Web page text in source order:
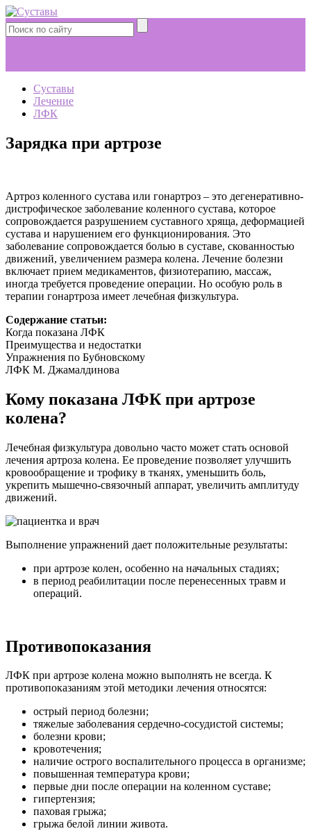
Суставы
Лечение
ЛФК
Зарядка при артрозе
Артроз коленного сустава или гонартроз – это дегенеративно-
дистрофическое заболевание коленного сустава, которое
сопровождается разрушением суставного хряща, деформацией
сустава и нарушением его функционирования. Это
заболевание сопровождается болью в суставе, скованностью
движений, увеличением размера колена. Лечение болезни
включает прием медикаментов, физиотерапию, массаж,
иногда требуется проведение операции. Но особую роль в
терапии гонартроза имеет лечебная физкультура.
Содержание статьи:
Когда показана ЛФК
Преимущества и недостатки
Упражнения по Бубновскому
ЛФК М. Джамалдинова
Кому показана ЛФК при артрозе
колена?
Лечебная физкультура довольно часто может стать основой
лечения артроза колена. Ее проведение позволяет улучшить
кровообращение и трофику в тканях, уменьшить боль,
укрепить мышечно-связочный аппарат, увеличить амплитуду
движений.
Выполнение упражнений дает положительные результаты:
при артрозе колен, особенно на начальных стадиях;
в период реабилитации после перенесенных травм и
операций.
Противопоказания
ЛФК при артрозе колена можно выполнять не всегда. К
противопоказаниям этой методики лечения относятся:
острый период болезни;
тяжелые заболевания сердечно-сосудистой системы;
болезни крови;
кровотечения;
наличие острого воспалительного процесса в организме;
повышенная температура крови;
первые дни после операции на коленном суставе;
гипертензия;
паховая грыжа;
грыжа белой линии живота.